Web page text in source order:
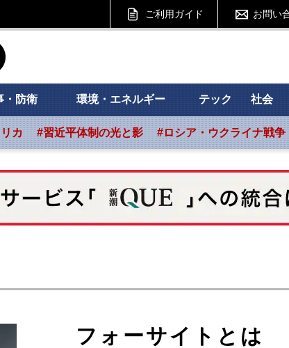
ご利用ガイド お問い
ォーサイト
・防衛 環境・エネルギー テック 社会
カ #習近平体制の光と影 #ロシア・ウクライナ戦争
フォーサイトとは